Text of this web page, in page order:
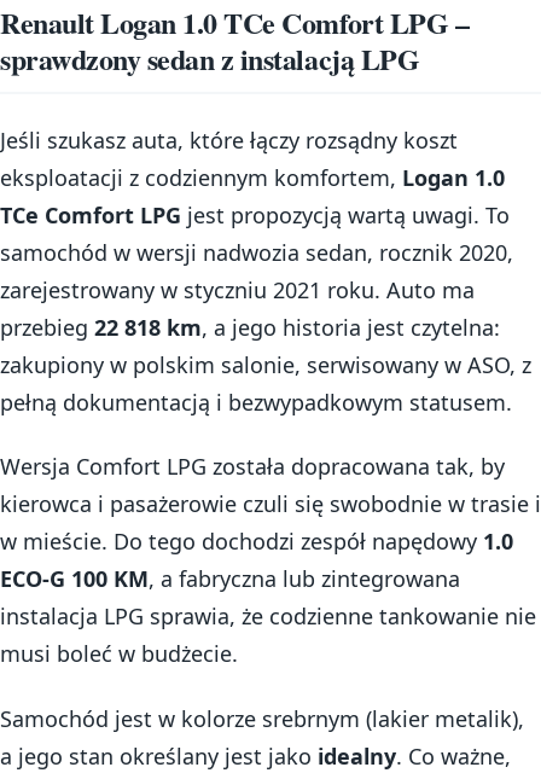
Renault Logan 1.0 TCe Comfort LPG –
sprawdzony sedan z instalacją LPG
Jeśli szukasz auta, które łączy rozsądny koszt
eksploatacji z codziennym komfortem, Logan 1.0
TCe Comfort LPG jest propozycją wartą uwagi. To
samochód w wersji nadwozia sedan, rocznik 2020,
zarejestrowany w styczniu 2021 roku. Auto ma
przebieg 22 818 km, a jego historia jest czytelna:
zakupiony w polskim salonie, serwisowany w ASO, z
pełną dokumentacją i bezwypadkowym statusem.
Wersja Comfort LPG została dopracowana tak, by
kierowca i pasażerowie czuli się swobodnie w trasie i
w mieście. Do tego dochodzi zespół napędowy 1.0
ECO-G 100 KM, a fabryczna lub zintegrowana
instalacja LPG sprawia, że codzienne tankowanie nie
musi boleć w budżecie.
Samochód jest w kolorze srebrnym (lakier metalik),
a jego stan określany jest jako idealny. Co ważne,